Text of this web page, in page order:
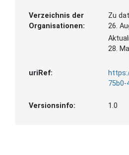
Verzeichnis der
Organisationen:
Zu
26.
28.
uriRef:
75b0-
Versionsinfo: 1.0